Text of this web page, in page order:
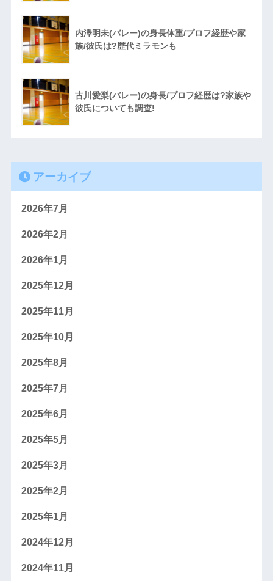
内澤明未(バレー)の身長体重/プロフ経歴や家
族/彼氏は?歴代ミラモンも
古川愛梨(バレー)の身長/プロフ経歴は?家族や
彼氏についても調査!
アーカイブ
2026年7月
2026年2月
2026年1月
2025年12月
2025年11月
2025年10月
2025年8月
2025年7月
2025年6月
2025年5月
2025年3月
2025年2月
2025年1月
2024年12月
2024年11月